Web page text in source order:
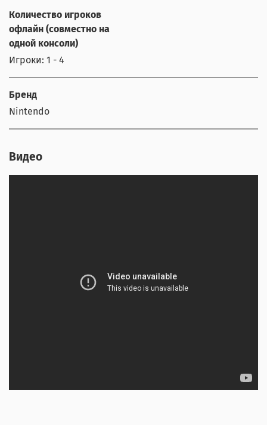
Количество игроков
офлайн (совместно на
одной консоли)
Игроки: 1 - 4
Бренд
Nintendo
Видео